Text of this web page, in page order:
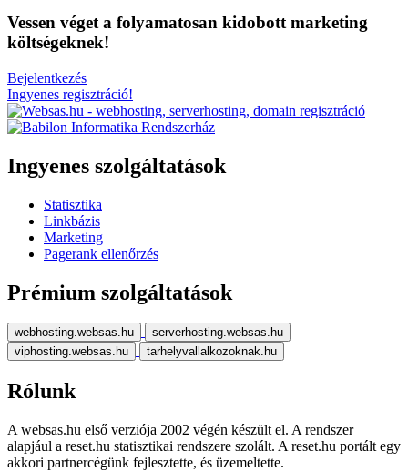
Vessen véget a folyamatosan kidobott marketing
költségeknek!
Bejelentkezés
Ingyenes regisztráció!
Ingyenes szolgáltatások
Statisztika
Linkbázis
Marketing
Pagerank ellenőrzés
Prémium szolgáltatások
webhosting.websas.hu
serverhosting.websas.hu
viphosting.websas.hu
tarhelyvallalkozoknak.hu
Rólunk
A websas.hu első verziója 2002 végén készült el. A rendszer
alapjául a reset.hu statisztikai rendszere szolált. A reset.hu portált egy
akkori partnercégünk fejlesztette, és üzemeltette.